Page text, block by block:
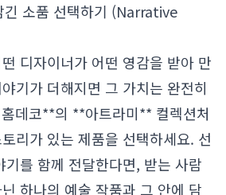
소품 선택하기 (Narrative
디자이너가 어떤 영감을 받아 만
기가 더해지면 그 가치는 완전히
데코**의 **아트라미** 컬렉션처
리가 있는 제품을 선택하세요. 선
기를 함께 전달한다면, 받는 사람
하나의 예술 작품과 그 안에 담